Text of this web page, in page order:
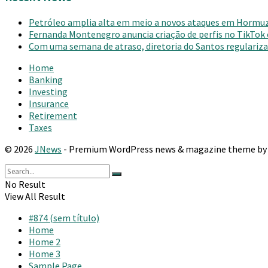
Petróleo amplia alta em meio a novos ataques em
Fernanda Montenegro anuncia criação de perfis no TikTok
Com uma semana de atraso, diretoria do Santos regulariza
Home
Banking
Investing
Insurance
Retirement
Taxes
© 2026 JNews - Premium WordPress news & magazine theme by
No Result
View All Result
#874 (sem título)
Home
Home 2
Home 3